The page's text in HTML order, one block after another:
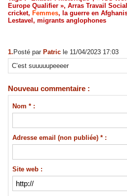
Europe Qualifier », Arras Travail Social
cricket, Femmes, la guerre en
Lestavel , migrants anglophones
1. Posté par Patric le 11/04/2023 17:03
C’est suuuuupeeeer
Nouveau commentaire :
Nom * :
Adresse email (non publiée) * :
Site web :